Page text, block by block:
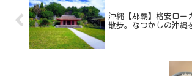
沖縄【那覇】格安ロー
散歩。なつかしの沖縄